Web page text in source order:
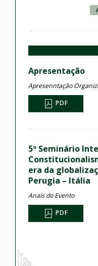
Apresentação
Apresenntação
PDF
5º Seminário
era da
Perugia – Itália
Anais do Evento
PDF